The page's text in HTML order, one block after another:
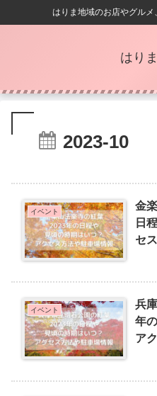
はりま地域のお店やグル
はり
2023-10
イベント
金
日
セ
イベント
兵
年
ア